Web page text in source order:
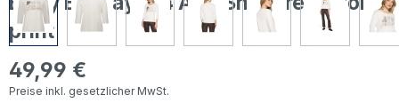
print
Regulärer Preis:
49,99 €
Preise inkl. gesetzlicher MwSt.